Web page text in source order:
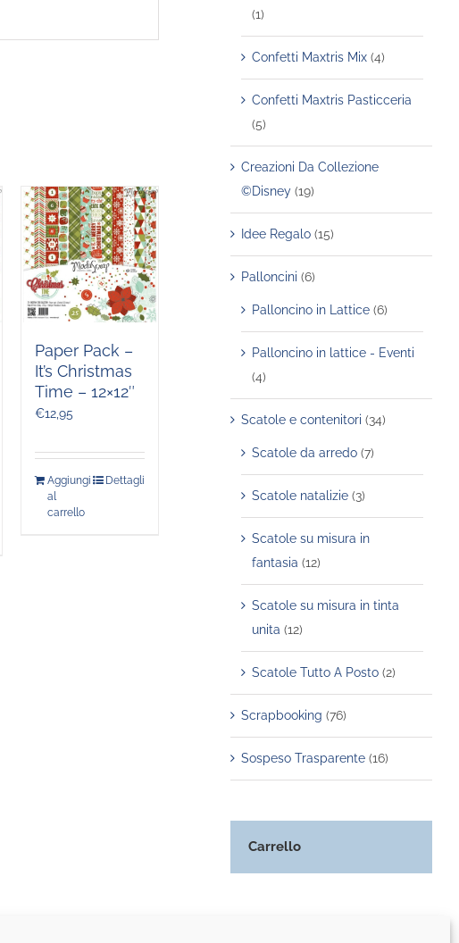
Paper Pack –
It’s Christmas
Time – 12×12″
€12,95
Aggiungi
al
carrello
Dettagli
(1)
Confetti Maxtris Mix (4)
Confetti Maxtris Pasticceria
(5)
Creazioni Da Collezione
©Disney (19)
Idee Regalo (15)
Palloncini (6)
Palloncino in Lattice (6)
Palloncino in lattice - Eventi
(4)
Scatole e contenitori (34)
Scatole da arredo (7)
Scatole natalizie (3)
Scatole su misura in
fantasia (12)
Scatole su misura in tinta
unita (12)
Scatole Tutto A Posto (2)
Scrapbooking (76)
Sospeso Trasparente (16)
Carrello